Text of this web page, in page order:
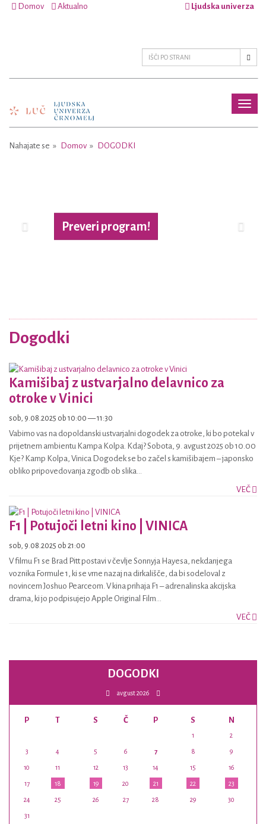
Domov Aktualno Ljudska univerza
Nahajate se Domov DOGODKI
Preveri program!
Dogodki
Kamišibaj z ustvarjalno delavnico za
otroke v Vinici
sob, 9.08.2025 ob 10:00 — 11:30
Vabimo vas na dopoldanski ustvarjalni dogodek za otroke, ki bo potekal v
prijetnem ambientu Kampa Kolpa. Kdaj? Sobota, 9. avgust 2025 ob 10.00
Kje? Kamp Kolpa, Vinica Dogodek se bo začel s kamišibajem – japonsko
obliko pripovedovanja zgodb ob slika...
VEČ
F1 | Potujoči letni kino | VINICA
sob, 9.08.2025 ob 21:00
V filmu F1 se Brad Pitt postavi v čevlje Sonnyja Hayesa, nekdanjega
voznika Formule 1, ki se vrne nazaj na dirkališče, da bi sodeloval z
novincem Joshuo Pearceom. V kina prihaja F1 – adrenalinska akcijska
drama, ki jo podpisujejo Apple Original Film...
VEČ
DOGODKI
avgust 2026
P T S Č P S N
1 2
3 4 5 6 7 8 9
10 11 12 13 14 15 16
17 18 19 20 21 22 23
24 25 26 27 28 29 30
31